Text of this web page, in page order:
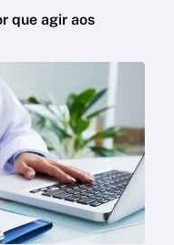
que agir aos